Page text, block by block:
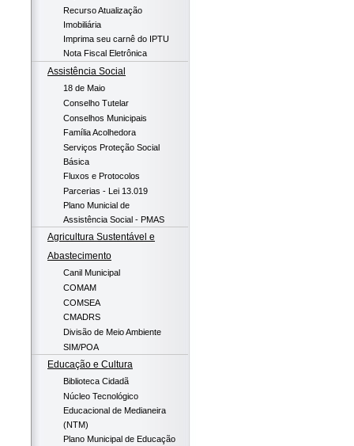
Recurso Atualização
Imobiliária
Imprima seu carnê do IPTU
Nota Fiscal Eletrônica
Assistência Social
18 de Maio
Conselho Tutelar
Conselhos Municipais
Família Acolhedora
Serviços Proteção Social
Básica
Fluxos e Protocolos
Parcerias - Lei 13.019
Plano Municial de
Assistência Social - PMAS
Agricultura Sustentável e
Abastecimento
Canil Municipal
COMAM
COMSEA
CMADRS
Divisão de Meio Ambiente
SIM/POA
Educação e Cultura
Biblioteca Cidadã
Núcleo Tecnológico
Educacional de Medianeira
(NTM)
Plano Municipal de Educação